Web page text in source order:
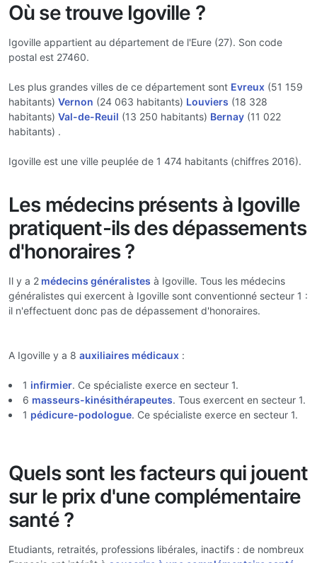
Où se trouve Igoville ?
Igoville appartient au département de l'Eure (27). Son code
postal est 27460.
Les plus grandes villes de ce département sont Evreux (51 159
habitants) Vernon (24 063 habitants) Louviers (18 328
habitants) Val-de-Reuil (13 250 habitants) Bernay (11 022
habitants) .
Igoville est une ville peuplée de 1 474 habitants (chiffres 2016).
Les médecins présents à Igoville
pratiquent-ils des dépassements
d'honoraires ?
Il y a 2 médecins généralistes à Igoville. Tous les médecins
généralistes qui exercent à Igoville sont conventionné secteur 1 :
il n'effectuent donc pas de dépassement d'honoraires.
A Igoville y a 8 auxiliaires médicaux :
1 infirmier. Ce spécialiste exerce en secteur 1.
6 masseurs-kinésithérapeutes. Tous exercent en secteur 1.
1 pédicure-podologue. Ce spécialiste exerce en secteur 1.
Quels sont les facteurs qui jouent
sur le prix d'une complémentaire
santé ?
Etudiants, retraités, professions libérales, inactifs : de nombreux